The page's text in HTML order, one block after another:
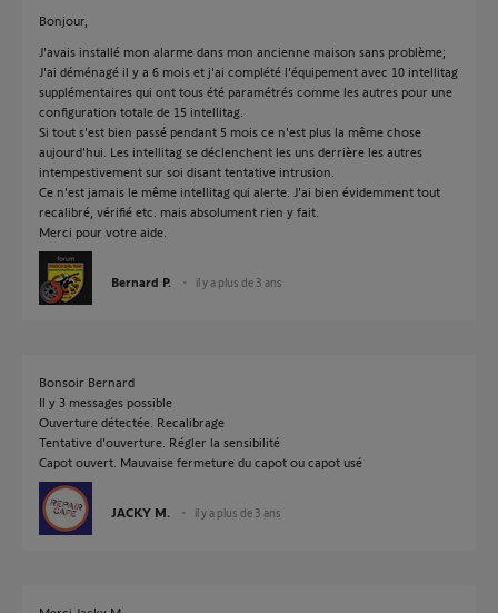
Bonjour,
J'avais installé mon alarme dans mon ancienne maison sans problème;
J'ai déménagé il y a 6 mois et j'ai complété l'équipement avec 10 intellitag
supplémentaires qui ont tous été paramétrés comme les autres pour une
configuration totale de 15 intellitag.
Si tout s'est bien passé pendant 5 mois ce n'est plus la même chose
aujourd'hui. Les intellitag se déclenchent les uns derrière les autres
intempestivement sur soi disant tentative intrusion.
Ce n'est jamais le même intellitag qui alerte. J'ai bien évidemment tout
recalibré, vérifié etc. mais absolument rien y fait.
Merci pour votre aide.
Bernard P. il y a plus de 3 ans
Bonsoir Bernard
Il y 3 messages possible
Ouverture détectée. Recalibrage
Tentative d'ouverture. Régler la sensibilité
Capot ouvert. Mauvaise fermeture du capot ou capot usé
JACKY M. il y a plus de 3 ans